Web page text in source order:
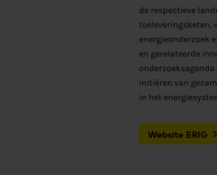
de respectieve
toeleveringsketen,
energieonderzoek
en gerelateerde
initiëren van
in het
Website ERIG